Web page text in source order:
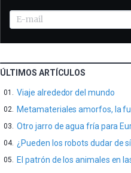
ÚLTIMOS ARTÍCULOS
Viaje alrededor del mundo
Metamateriales amorfos, la
Otro jarro de agua fría para
¿Pueden los robots dudar de
El patrón de los animales en